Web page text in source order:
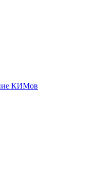
КИМов